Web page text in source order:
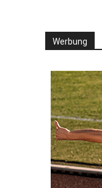
Werbung